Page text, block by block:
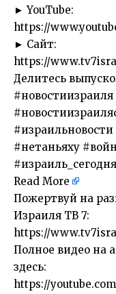
► YouTube:
https://
► Сайт:
https://
Делитесь
#нетаньяху
Read More
​Пожертвуй на
Израиля ТВ 7:
https://
Полное видео на
здесь:
https://